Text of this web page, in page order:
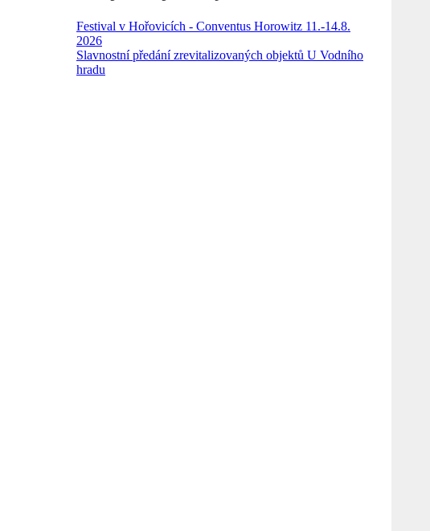
Festival v Hořovicích - Conventus Horowitz 11.-14.8.
2026
Slavnostní předání zrevitalizovaných objektů U Vodního
hradu